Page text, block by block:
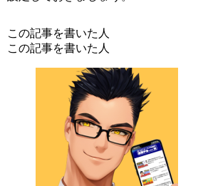
この記事を書いた人
この記事を書いた人